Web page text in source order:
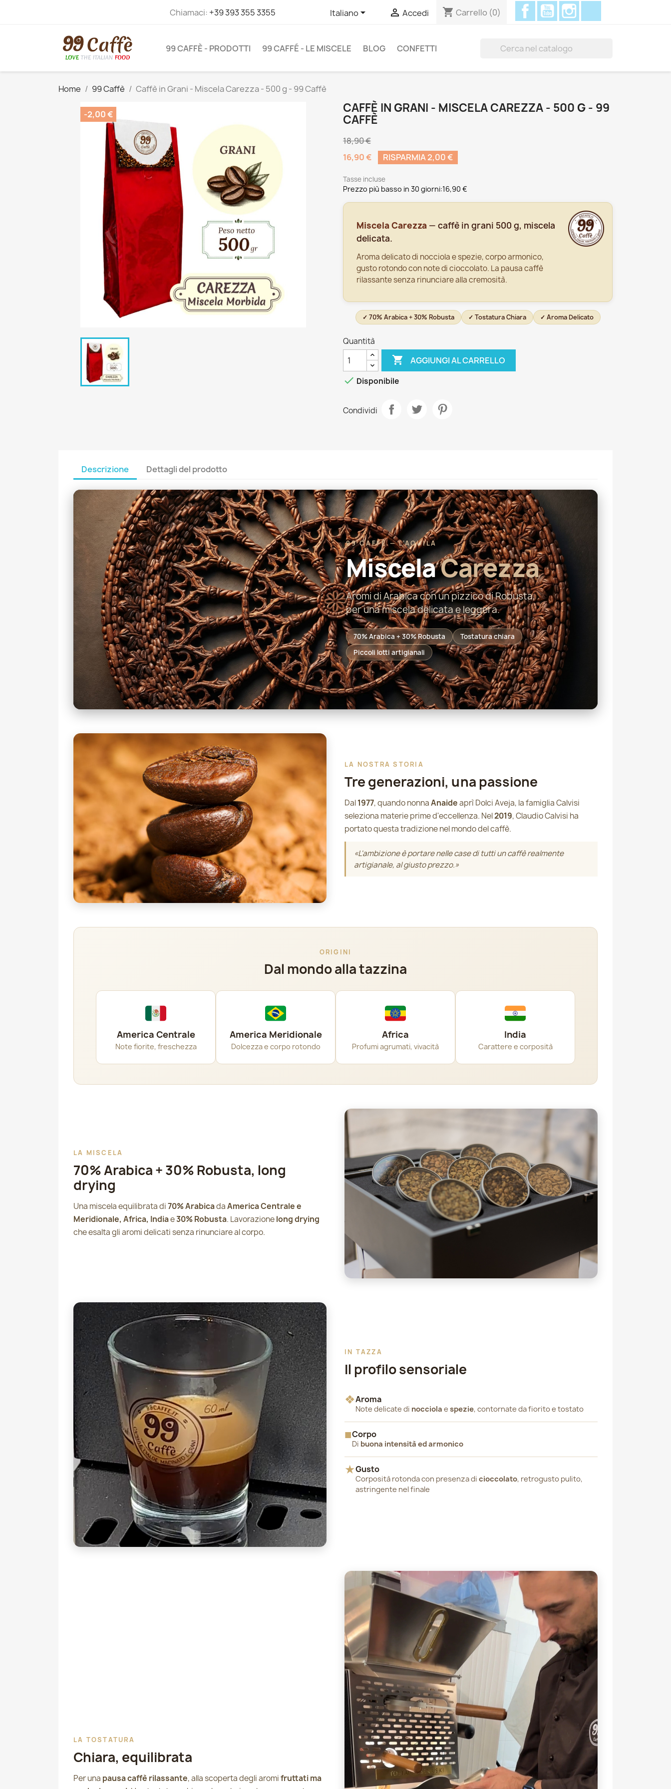
Chiamaci: +39 393 355 3355 Italiano  Accedi shopping_cart Carrello (0)
FacebookYouTube
99 CAFFÈ - PRODOTTI 99 CAFFÉ - LE MISCELE BLOG CONFETTI
Home 99 Caffè Caffè in Grani - Miscela Carezza - 500 g - 99 Caffè
-2,00 €
CAFFÈ IN GRANI - MISCELA CAREZZA - 500 G - 99
CAFFÈ
18,90 €
16,90 €
RISPARMIA 2,00 €
Tasse incluse
Prezzo più basso in 30 giorni:16,90 €
Miscela Carezza — caffè in grani 500 g, miscela
delicata.
Aroma delicato di nocciola e spezie, corpo armonico,
gusto rotondo con note di cioccolato. La pausa caffè
rilassante senza rinunciare alla cremosità.
✓ 70% Arabica + 30% Robusta ✓ Tostatura Chiara ✓ Aroma Delicato
Quantità
 AGGIUNGI AL CARRELLO
 Disponibile
Condividi
Descrizione Dettagli del prodotto
99 CAFFÈ — L'AQUILA
MiscelaCarezza
Aromi di Arabica con un pizzico di Robusta,
per una miscela delicata e leggera.
70% Arabica + 30% Robusta
Tostatura chiara
Piccoli lotti artigianali
LA NOSTRA STORIA
Tre generazioni, una passione
Dal1977, quando nonnaAnaideaprì Dolci Aveja, la famiglia Calvisi
seleziona materie prime d'eccellenza. Nel2019, Claudio Calvisi ha
portato questa tradizione nel mondo del caffè.
«L'ambizione è portare nelle case di tutti un caffè realmente
artigianale, al giusto prezzo.»
ORIGINI
Dal mondo alla tazzina
America Centrale
Note fiorite, freschezza
America Meridionale
Dolcezza e corpo rotondo
Africa
Profumi agrumati, vivacità
India
Carattere e corposità
LA MISCELA
70% Arabica + 30% Robusta, long
drying
Una miscela equilibrata di70% ArabicadaAmerica Centrale e
Meridionale, Africa, Indiae30% Robusta. Lavorazionelong drying
che esalta gli aromi delicati senza rinunciare al corpo.
IN TAZZA
Il profilo sensoriale
❖Aroma
Note delicate di nocciola e spezie, contornate da fiorito e tostato
■Corpo
Di buona intensità ed armonico
★Gusto
Corposità rotonda con presenza di cioccolato, retrogusto pulito,
astringente nel finale
LA TOSTATURA
Chiara, equilibrata
Per una pausa caffè rilassante, alla scoperta degli aromifruttati ma